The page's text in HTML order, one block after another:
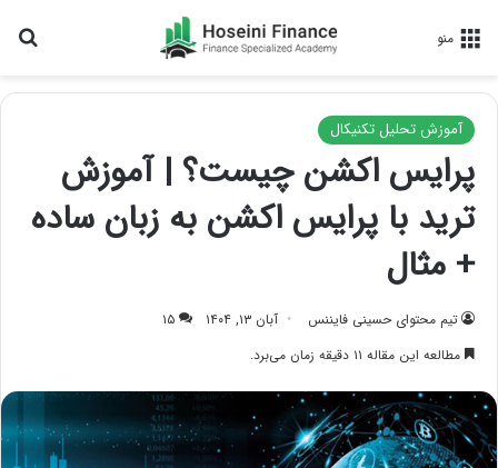
منو
آموزش تحلیل تکنیکال
پرایس اکشن چیست؟ | آموزش
ترید با پرایس اکشن به زبان ساده
+ مثال
تیم محتوای حسینی‌ فایننس آبان ۱۳, ۱۴۰۴
۱۵
مطالعه این مقاله ۱۱ دقیقه زمان می‌برد.